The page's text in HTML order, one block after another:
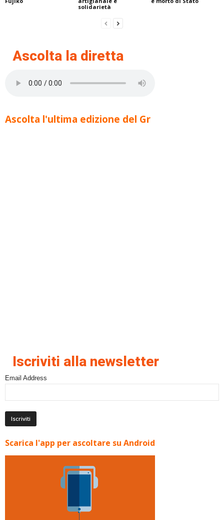
solidarietà
Ascolta la diretta
Ascolta l'ultima edizione del Gr
Iscriviti alla newsletter
Email Address
Scarica l'app per ascoltare su Android